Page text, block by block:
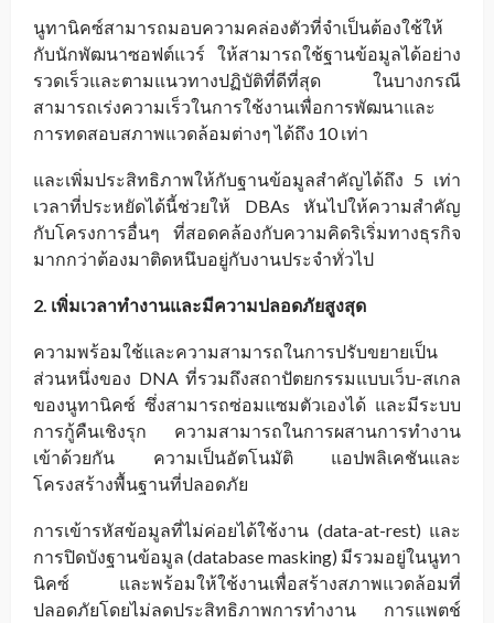
นูทานิคซ์สามารถมอบความคล่องตัวที่จำเป็นต้องใช้ให้
กับนักพัฒนาซอฟต์แวร์ ให้สามารถใช้ฐานข้อมูลได้อย่าง
รวดเร็วและตามแนวทางปฏิบัติที่ดีที่สุด ในบางกรณี
สามารถเร่งความเร็วในการใช้งานเพื่อการพัฒนาและ
การทดสอบสภาพแวดล้อมต่างๆ ได้ถึง 10 เท่า
และเพิ่มประสิทธิภาพให้กับฐานข้อมูลสำคัญได้ถึง 5 เท่า
เวลาที่ประหยัดได้นี้ช่วยให้ DBAs หันไปให้ความสำคัญ
กับโครงการอื่นๆ ที่สอดคล้องกับความคิดริเริ่มทางธุรกิจ
มากกว่าต้องมาติดหนึบอยู่กับงานประจำทั่วไป
2. เพิ่มเวลาทำงานและมีความปลอดภัยสูงสุด
ความพร้อมใช้และความสามารถในการปรับขยายเป็น
ส่วนหนึ่งของ DNA ที่รวมถึงสถาปัตยกรรมแบบเว็บ-สเกล
ของนูทานิคซ์ ซึ่งสามารถซ่อมแซมตัวเองได้ และมีระบบ
การกู้คืนเชิงรุก ความสามารถในการผสานการทำงาน
เข้าด้วยกัน ความเป็นอัตโนมัติ แอปพลิเคชันและ
โครงสร้างพื้นฐานที่ปลอดภัย
การเข้ารหัสข้อมูลที่ไม่ค่อยได้ใช้งาน (data-at-rest) และ
การปิดบังฐานข้อมูล (database masking) มีรวมอยู่ในนูทา
นิคซ์ และพร้อมให้ใช้งานเพื่อสร้างสภาพแวดล้อมที่
ปลอดภัยโดยไม่ลดประสิทธิภาพการทำงาน การแพตช์